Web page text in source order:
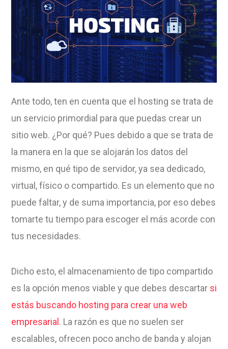
Ante todo, ten en cuenta que el hosting se trata de
un servicio primordial para que puedas crear un
sitio web. ¿Por qué? Pues debido a que se trata de
la manera en la que se alojarán los datos del
mismo, en qué tipo de servidor, ya sea dedicado,
virtual, físico o compartido. Es un elemento que no
puede faltar, y de suma importancia, por eso debes
tomarte tu tiempo para escoger el más acorde con
tus necesidades.
Dicho esto, el almacenamiento de tipo compartido
es la opción menos viable y que debes descartar si
estás buscando hosting para crear una web
empresarial. La razón es que no suelen ser
escalables, ofrecen poco ancho de banda y alojan